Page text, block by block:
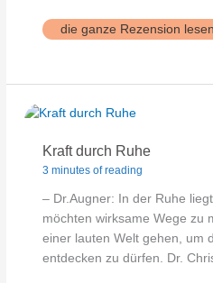
AchtsamkeitsTag
die ganze Rezension lesen
Kraft durch Ruhe
3 minutes of reading
– Dr.Augner: In der Ruhe
möchten wirksame Wege zu
einer lauten Welt gehen, um
entdecken zu dürfen. Dr.